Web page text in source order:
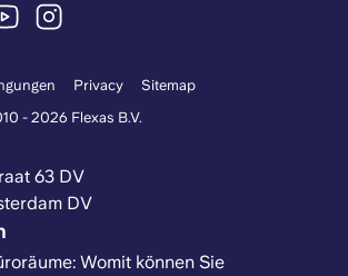
Privacy
Sitemap
- 2026 Flexas B.V.
63 DV
DV
Womit können Sie